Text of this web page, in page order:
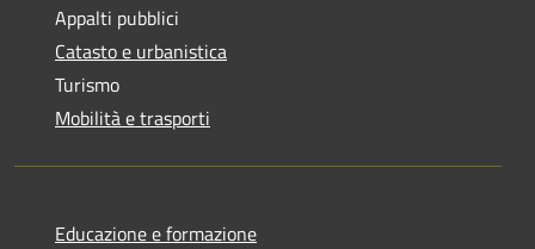
Appalti pubblici
Catasto e urbanistica
Turismo
Mobilità e trasporti
Educazione e formazione